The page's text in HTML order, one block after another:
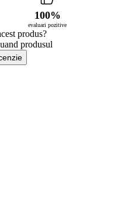
100%
evaluari pozitive
produs?
produsul